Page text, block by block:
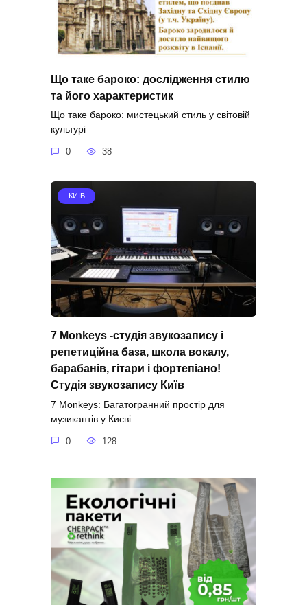
Що таке бароко: дослідження стилю
та його характеристик
Що таке бароко: мистецький стиль у світовій
культурі
0 38
КИЇВ
7 Monkeys -студія звукозапису і
репетиційна база, школа вокалу,
барабанів, гітари і фортепіано!
Студія звукозапису Київ
7 Monkeys: Багатогранний простір для
музикантів у Києві
0 128